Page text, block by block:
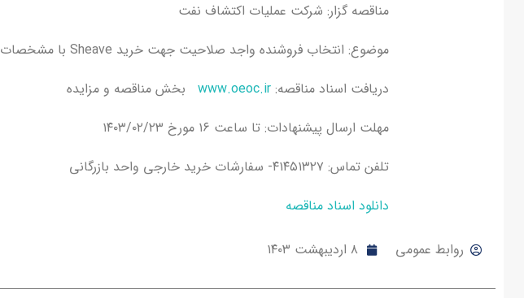
مناقصه گزار: شرکت عملیات اکتشاف نفت
موضوع: انتخاب فروشنده واجد صلاحیت جهت خرید Sheave با مشخصات ذکر شده در اسناد مناقصه
دریافت اسناد مناقصه: www.oeoc.irبخش مناقصه و مزایده
مهلت ارسال پیشنهادات: تا ساعت ۱۶ مورخ ۱۴۰۳/۰۲/۲۳
تلفن تماس: ۴۱۴۵۱۳۲۷- سفارشات خرید خارجی واحد بازرگانی
دانلود اسناد مناقصه
روابط عمومی ۸ اردیبهشت ۱۴۰۳